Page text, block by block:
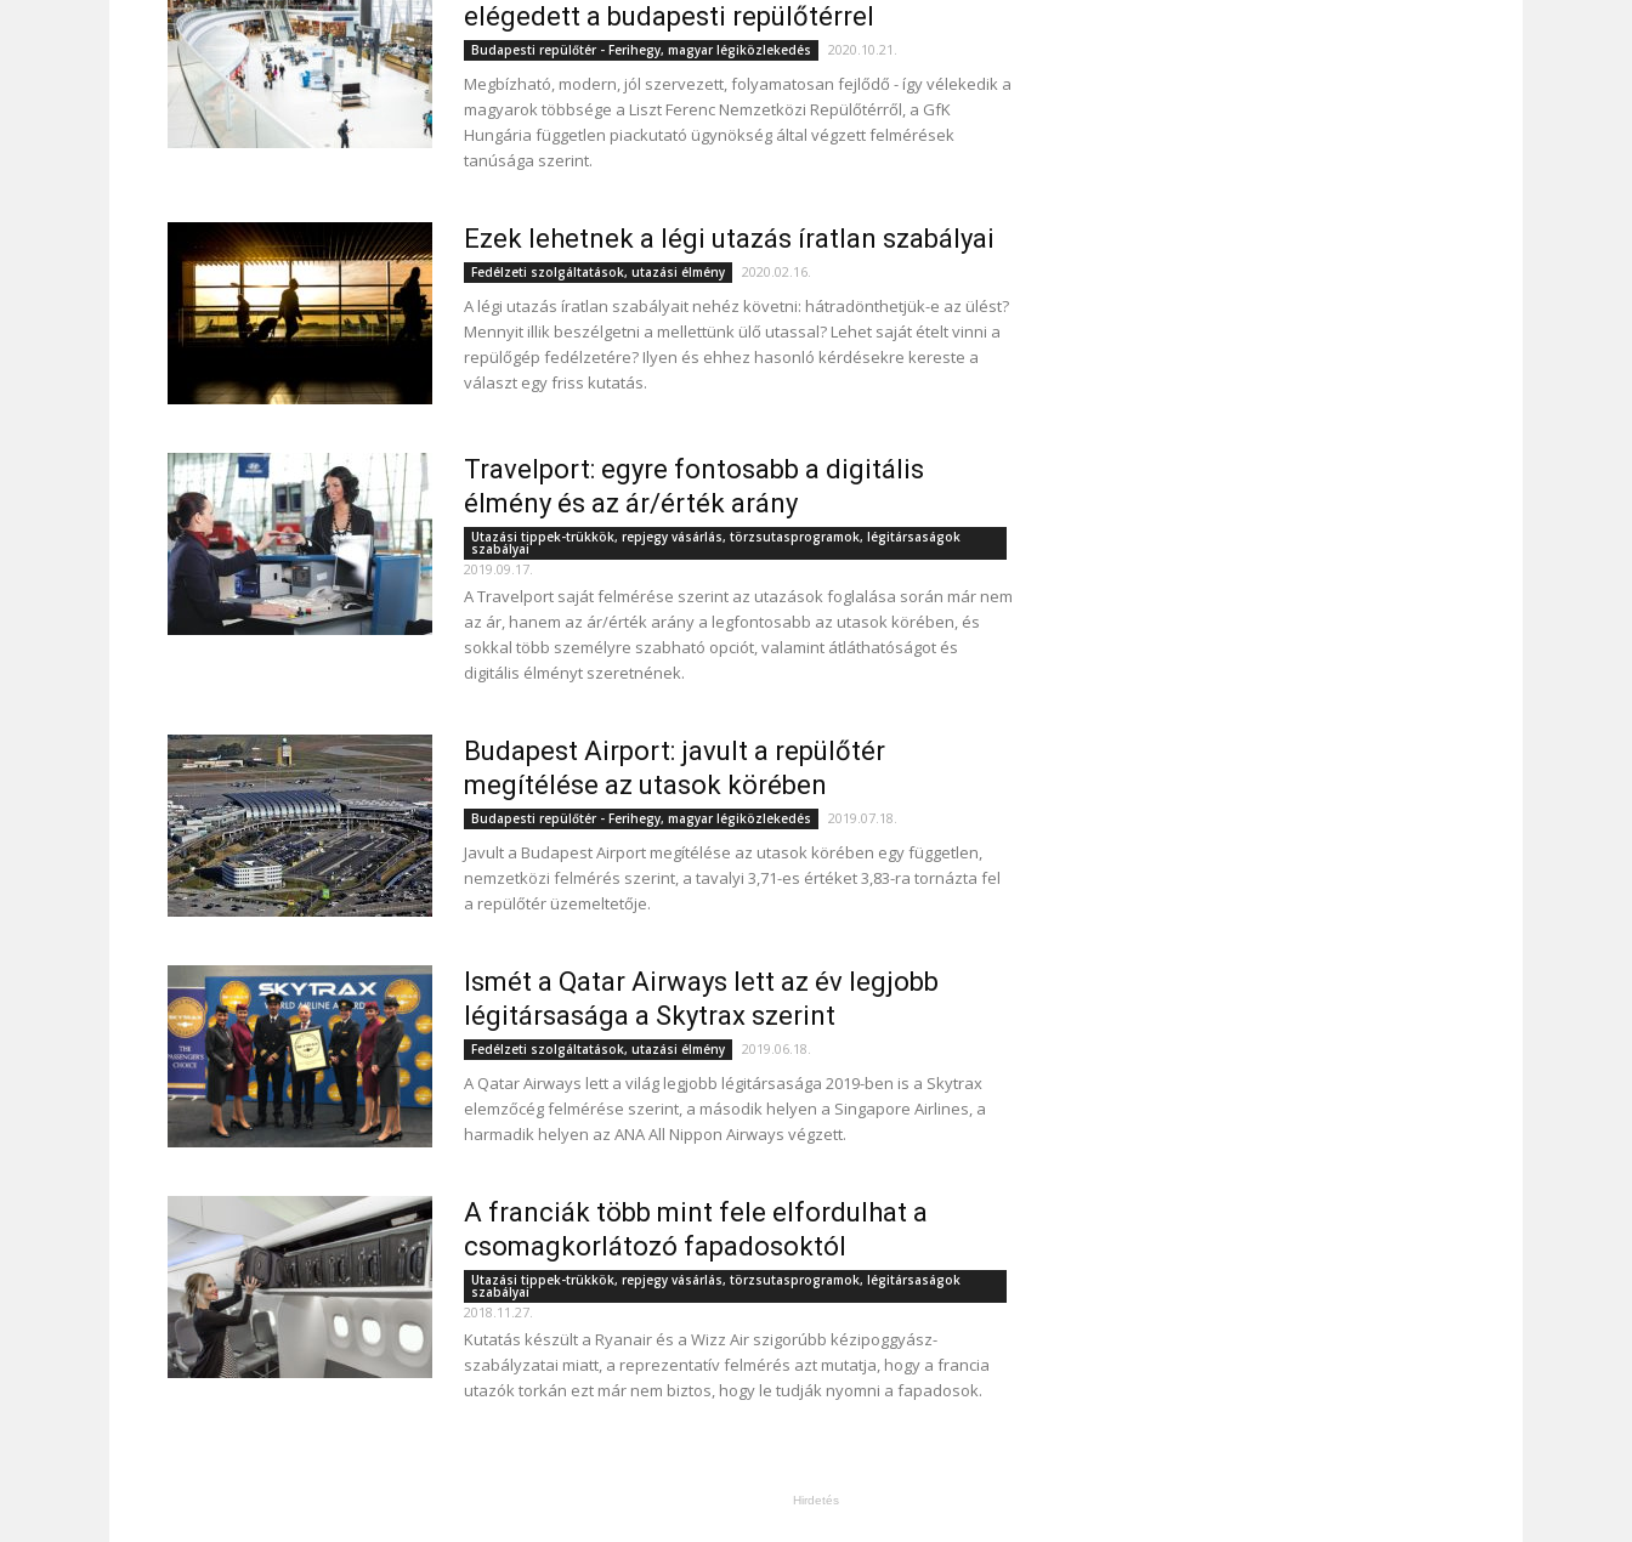
elégedett a budapesti repülőtérrel
Budapesti repülőtér - Ferihegy, magyar légiközlekedés 2020.10.21.
Megbízható, modern, jól szervezett, folyamatosan fejlődő - így vélekedik a
magyarok többsége a Liszt Ferenc Nemzetközi Repülőtérről, a GfK
Hungária független piackutató ügynökség által végzett felmérések
tanúsága szerint.
Ezek lehetnek a légi utazás íratlan szabályai
Fedélzeti szolgáltatások, utazási élmény 2020.02.16.
A légi utazás íratlan szabályait nehéz követni: hátradönthetjük-e az ülést?
Mennyit illik beszélgetni a mellettünk ülő utassal? Lehet saját ételt vinni a
repülőgép fedélzetére? Ilyen és ehhez hasonló kérdésekre kereste a
választ egy friss kutatás.
Travelport: egyre fontosabb a digitális
élmény és az ár/érték arány
Utazási tippek-trükkök, repjegy vásárlás, törzsutasprogramok, légitársaságok
szabályai
2019.09.17.
A Travelport saját felmérése szerint az utazások foglalása során már nem
az ár, hanem az ár/érték arány a legfontosabb az utasok körében, és
sokkal több személyre szabható opciót, valamint átláthatóságot és
digitális élményt szeretnének.
Budapest Airport: javult a repülőtér
megítélése az utasok körében
Budapesti repülőtér - Ferihegy, magyar légiközlekedés 2019.07.18.
Javult a Budapest Airport megítélése az utasok körében egy független,
nemzetközi felmérés szerint, a tavalyi 3,71-es értéket 3,83-ra tornázta fel
a repülőtér üzemeltetője.
Ismét a Qatar Airways lett az év legjobb
légitársasága a Skytrax szerint
Fedélzeti szolgáltatások, utazási élmény 2019.06.18.
A Qatar Airways lett a világ legjobb légitársasága 2019-ben is a Skytrax
elemzőcég felmérése szerint, a második helyen a Singapore Airlines, a
harmadik helyen az ANA All Nippon Airways végzett.
A franciák több mint fele elfordulhat a
csomagkorlátozó fapadosoktól
Utazási tippek-trükkök, repjegy vásárlás, törzsutasprogramok, légitársaságok
szabályai
2018.11.27.
Kutatás készült a Ryanair és a Wizz Air szigorúbb kézipoggyász-
szabályzatai miatt, a reprezentatív felmérés azt mutatja, hogy a francia
utazók torkán ezt már nem biztos, hogy le tudják nyomni a fapadosok.
Hirdetés